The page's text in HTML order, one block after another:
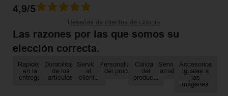
4,9/5
Reseñas de clientes de Google
Las razones por las que somos su
elección correcta.
Rapidez
en la
entrega
Durabilidad
de los
artículos
Servicio
al
cliente
Personalización
del producto
Calidad
del
producto
Servicio
amable
Accesorios
iguales a
las
imágenes.